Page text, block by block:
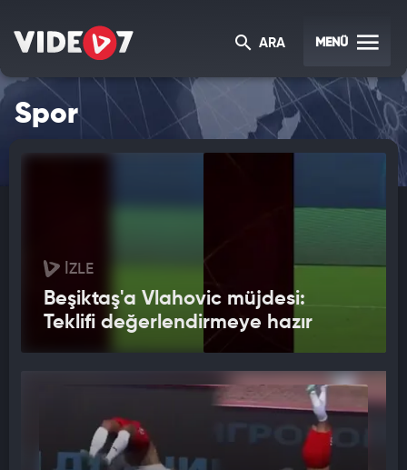
ARA MENÜ
Spor
İZLE
Beşiktaş'a Vlahovic müjdesi:
Teklifi değerlendirmeye hazır